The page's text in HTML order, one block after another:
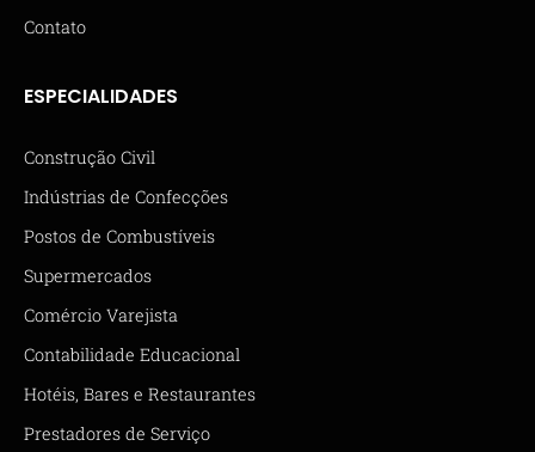
Contato
ESPECIALIDADES
Construção Civil
Indústrias de Confecções
Postos de Combustíveis
Supermercados
Comércio Varejista
Contabilidade Educacional
Hotéis, Bares e Restaurantes
Prestadores de Serviço